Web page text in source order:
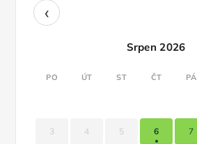
‹
Srpen 2026
PO ÚT ST ČT PÁ
3 4 5 6 7